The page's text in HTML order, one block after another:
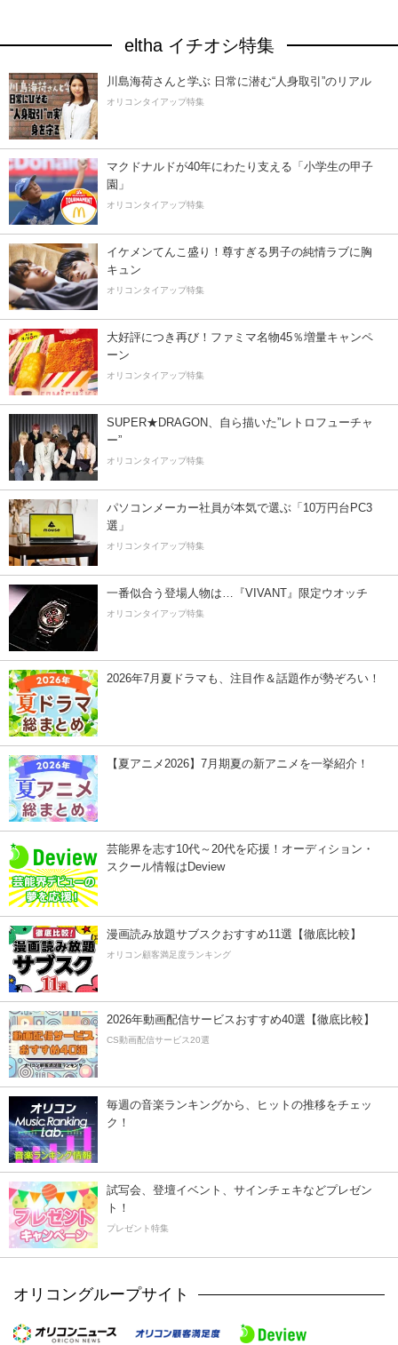
eltha イチオシ特集
川島海荷さんと学ぶ 日常に潜む“人身取引”のリアル
オリコンタイアップ特集
マクドナルドが40年にわたり支える「小学生の甲子
園」
オリコンタイアップ特集
イケメンてんこ盛り！尊すぎる男子の純情ラブに胸
キュン
オリコンタイアップ特集
大好評につき再び！ファミマ名物45％増量キャンペ
ーン
オリコンタイアップ特集
SUPER★DRAGON、自ら描いた”レトロフューチャ
ー”
オリコンタイアップ特集
パソコンメーカー社員が本気で選ぶ「10万円台PC3
選」
オリコンタイアップ特集
一番似合う登場人物は…『VIVANT』限定ウオッチ
オリコンタイアップ特集
2026年7月夏ドラマも、注目作＆話題作が勢ぞろい！
【夏アニメ2026】7月期夏の新アニメを一挙紹介！
芸能界を志す10代～20代を応援！オーディション・
スクール情報はDeview
漫画読み放題サブスクおすすめ11選【徹底比較】
オリコン顧客満足度ランキング
2026年動画配信サービスおすすめ40選【徹底比較】
CS動画配信サービス20選
毎週の音楽ランキングから、ヒットの推移をチェッ
ク！
試写会、登壇イベント、サインチェキなどプレゼン
ト！
プレゼント特集
オリコングループサイト